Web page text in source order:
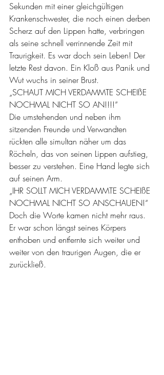
Sekunden mit einer gleichgültigen
Krankenschwester, die noch einen derben
Scherz auf den Lippen hatte, verbringen
als seine schnell verrinnende Zeit mit
Traurigkeit. Es war doch sein Leben! Der
letzte Rest davon. Ein Kloß aus Panik und
Wut wuchs in seiner Brust.
„SCHAUT MICH VERDAMMTE SCHEIßE
NOCHMAL NICHT SO AN!!!!“
Die umstehenden und neben ihm
sitzenden Freunde und Verwandten
rückten alle simultan näher um das
Röcheln, das von seinen Lippen aufstieg,
besser zu verstehen. Eine Hand legte sich
auf seinen Arm.
„IHR SOLLT MICH VERDAMMTE SCHEIßE
NOCHMAL NICHT SO ANSCHAUEN!“
Doch die Worte kamen nicht mehr raus.
Er war schon längst seines Körpers
enthoben und entfernte sich weiter und
weiter von den traurigen Augen, die er
zurückließ.